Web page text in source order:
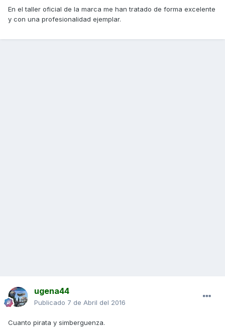
En el taller oficial de la marca me han tratado de forma excelente
y con una profesionalidad ejemplar.
ugena44
Publicado 7 de Abril del 2016
Cuanto pirata y simberguenza.